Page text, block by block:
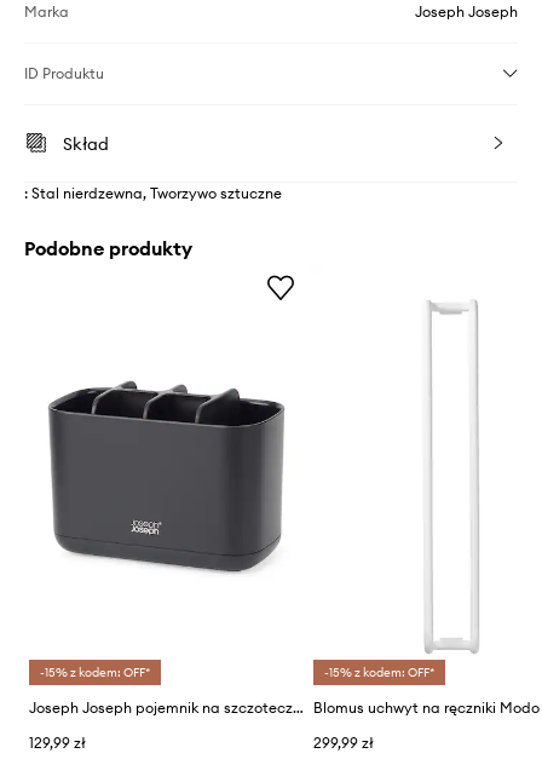
Marka Joseph Joseph
ID Produktu
Skład
: Stal nierdzewna, Tworzywo sztuczne
Podobne produkty
-15% z kodem: OFF*
Joseph Joseph pojemnik na szczoteczkę i pastę do zębów EasyStore™ L
129,99 zł
-15% z kodem: OFF*
Blomus uchwyt na ręczniki Modo
299,99 zł